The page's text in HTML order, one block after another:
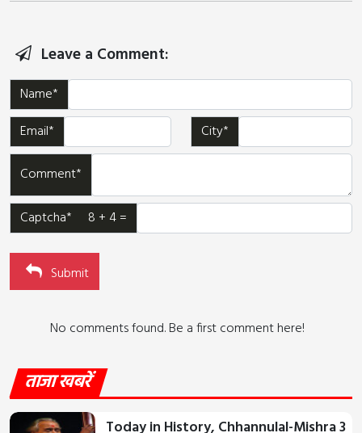
Leave a Comment:
Name*
Email*
City*
Comment*
Captcha* 8 + 4 =
Submit
No comments found. Be a first comment here!
ताजा खबरें
Today in History, Chhannulal-Mishra 3